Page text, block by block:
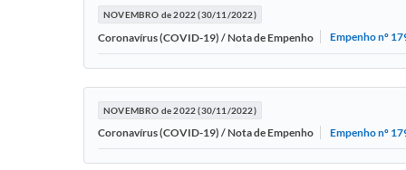
NOVEMBRO de 2022 (30/11/2022)
Coronavírus (COVID-19) / Nota de Empenho Empenho nº
NOVEMBRO de 2022 (30/11/2022)
Coronavírus (COVID-19) / Nota de Empenho Empenho nº